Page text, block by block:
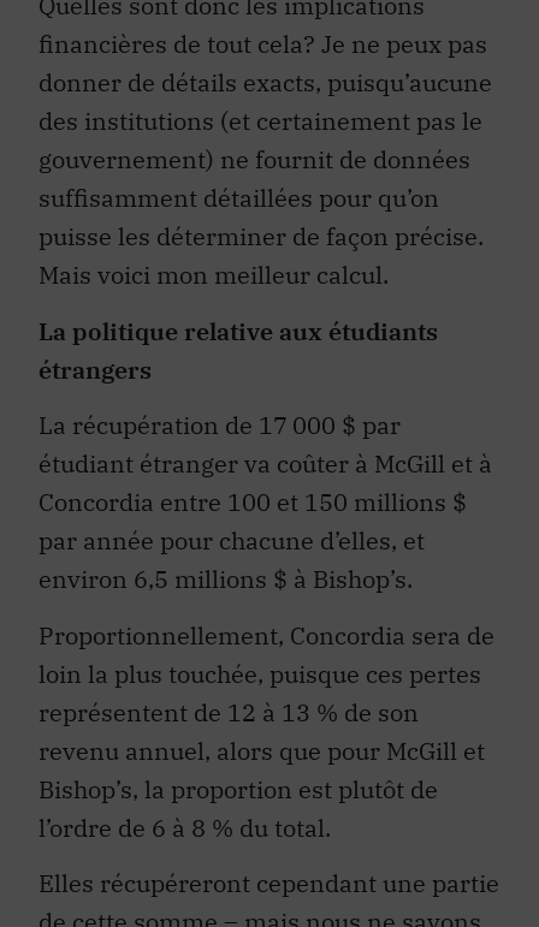
financières de tout cela? Je ne peux pas
donner de détails exacts, puisqu’aucune
des institutions (et certainement pas le
gouvernement) ne fournit de données
suffisamment détaillées pour qu’on
puisse les déterminer de façon précise.
Mais voici mon meilleur calcul.
La politique relative aux étudiants
étrangers
La récupération de 17 000 $ par
étudiant étranger va coûter à McGill et à
Concordia entre 100 et 150 millions $
par année pour chacune d’elles, et
environ 6,5 millions $ à Bishop’s.
Proportionnellement, Concordia sera de
loin la plus touchée, puisque ces pertes
représentent de 12 à 13 % de son
revenu annuel, alors que pour McGill et
Bishop’s, la proportion est plutôt de
l’ordre de 6 à 8 % du total.
Elles récupéreront cependant une partie
de cette somme – mais nous ne savons